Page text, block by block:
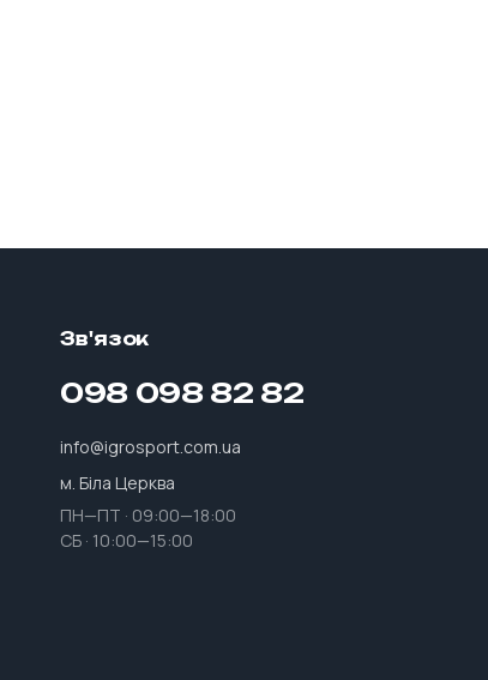
Зв'язок
098 098 82 82
info@igrosport.com.ua
м. Біла Церква
ПН—ПТ · 09:00—18:00
СБ · 10:00—15:00